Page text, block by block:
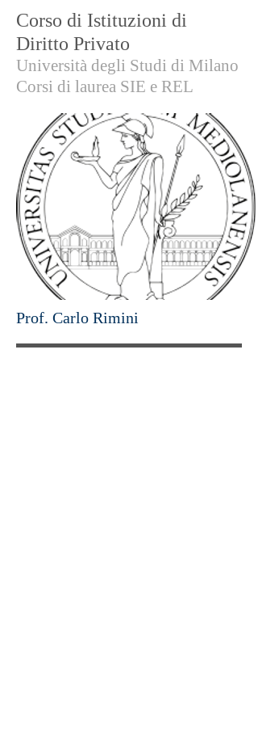
Corso di Istituzioni di
Diritto Privato
Università degli Studi di Milano
Corsi di laurea SIE e REL
Prof. Carlo Rimini